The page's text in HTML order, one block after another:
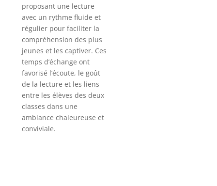
proposant une lecture
avec un rythme fluide et
régulier pour faciliter la
compréhension des plus
jeunes et les captiver. Ces
temps d’échange ont
favorisé l’écoute, le goût
de la lecture et les liens
entre les élèves des deux
classes dans une
ambiance chaleureuse et
conviviale.